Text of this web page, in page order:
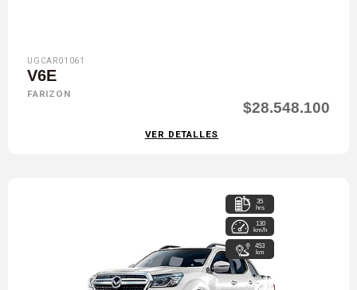
UGCAR01061
V6E
FARIZON
$28.548.100
VER DETALLES
35
hrs
130
km/h
453
km